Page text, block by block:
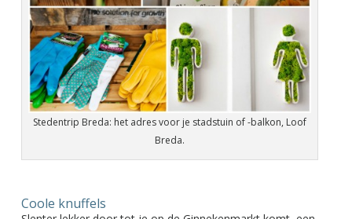
Stedentrip Breda: het adres voor je stadstuin of -balkon, Loof
Breda.
Coole knuffels